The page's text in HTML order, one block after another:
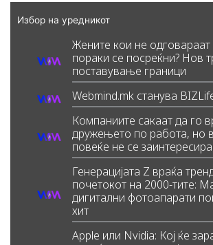
Избор на уредникот
Жените кои не
пораки се посреќни? Нов
поставување граници
Webmind.mk станува
Компаниите сакаат да го
дружењето по работа, но
повеќе не се
Генерацијата Z враќа
почетокот на 2000-тите:
дигитални фотоапарати
хит
Apple или Nvidia: Кој ќе